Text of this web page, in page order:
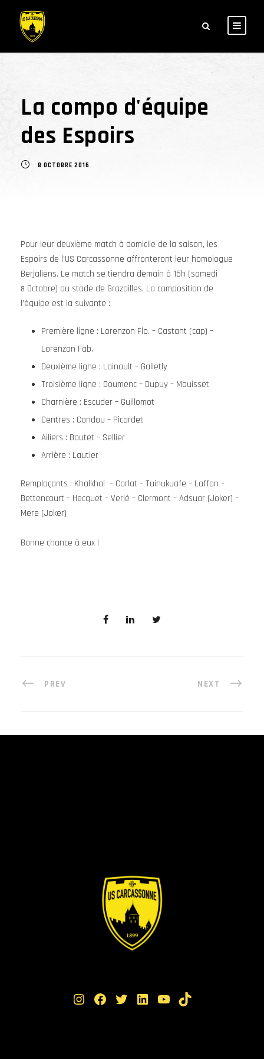
La compo d'équipe
des Espoirs
8 OCTOBRE 2016
Pour leur deuxième match à domicile de la saison, les
Espoirs de l’US Carcassonne affronteront leur homologue
Berjaliens. Le match se tiendra demain à 15h (samedi
8 Octobre) au stade de Grazailles. La composition de
l’équipe est la suivante :
Première ligne : Lorenzon Flo. – Castant (cap) –
Lorenzon Fab.
Deuxième ligne : Lainault – Galletly
Troisième ligne : Doumenc – Dupuy – Mouisset
Charnière : Escuder – Guillomot
Centres : Condou – Picardet
Ailiers : Boutet – Sellier
Arrière : Lautier
Remplaçants : Khalkhal – Carlat – Tuinukuafe – Laffon –
Bettencourt – Hecquet – Verlé – Clermont – Adsuar (Joker) –
Mere (Joker)
Bonne chance à eux !
PREV NEXT
Instagram Facebook Twitter LinkedIn YouTube TikTok